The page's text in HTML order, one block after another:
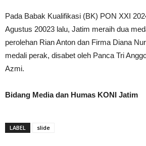
Pada Babak Kualifikasi (BK) PON XXI
Agustus 20023 lalu, Jatim meraih dua
perolehan Rian Anton dan Firma Diana
medali perak, disabet oleh Panca Tri
Azmi.
Bidang Media dan Humas KONI Jatim
LABEL slide